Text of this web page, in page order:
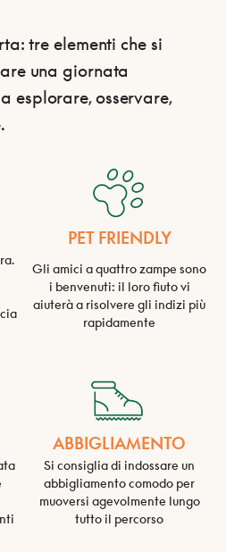
tre elementi che si
una giornata
esplorare, osservare,
PET FRIENDLY
Gli amici a quattro zampe sono
i benvenuti: il loro fiuto vi
aiuterà a risolvere gli indizi più
rapidamente
ABBIGLIAMENTO
Si consiglia di indossare un
abbigliamento comodo per
muoversi agevolmente lungo
tutto il percorso